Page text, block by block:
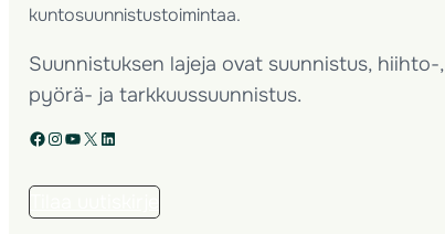
kuntosuunnistustoimintaa.
Suunnistuksen lajeja ovat suunnistus, hiihto-,
pyörä- ja tarkkuussuunnistus.
Facebook Instagram YouTube X LinkedIn